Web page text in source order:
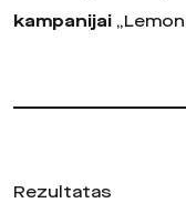
kampanijai
Rezultatas